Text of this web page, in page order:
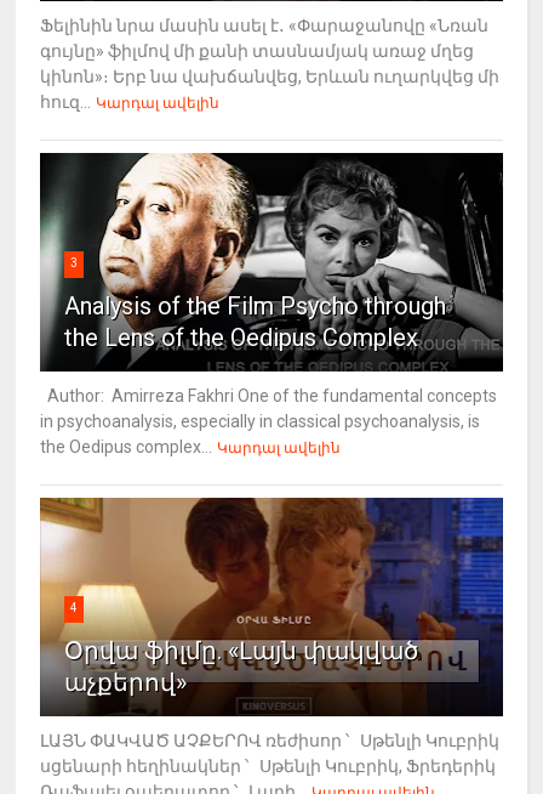
Ֆելինին նրա մասին ասել է․ «Փարաջանովը «Նռան
գույնը» ֆիլմով մի քանի տասնամյակ առաջ մղեց
կինոն»։ Երբ նա վախճանվեց, Երևան ուղարկվեց մի
հուզ...
Կարդալ ավելին
3
Analysis of the Film Psycho through
the Lens of the Oedipus Complex
Author: Amirreza Fakhri One of the fundamental concepts
in psychoanalysis, especially in classical psychoanalysis, is
the Oedipus complex...
Կարդալ ավելին
4
Օրվա ֆիլմը. «Լայն փակված
աչքերով»
ԼԱՅՆ ՓԱԿՎԱԾ ԱՉՔԵՐՈՎ ռեժիսոր ՝ Սթենլի Կուբրիկ
սցենարի հեղինակներ ՝ Սթենլի Կուբրիկ, Ֆրեդերիկ